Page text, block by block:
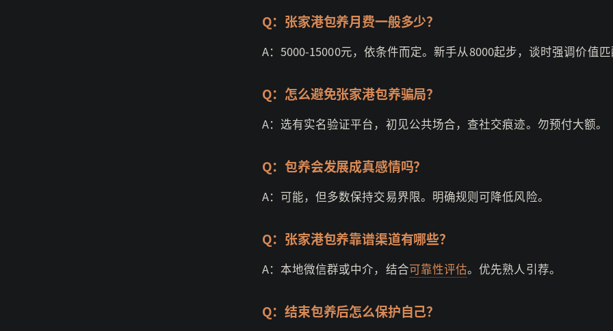
Q：张家港包养月费一般多少？
A：5000-15000元，依条件而定。新手从8000起步，谈时强调价值
Q：怎么避免张家港包养骗局？
A：选有实名验证平台，初见公共场合，查社交痕迹。勿预付大额。
Q：包养会发展成真感情吗？
A：可能，但多数保持交易界限。明确规则可降低风险。
Q：张家港包养靠谱渠道有哪些？
A：本地微信群或中介，结合可靠性评估。优先熟人引荐。
Q：结束包养后怎么保护自己？